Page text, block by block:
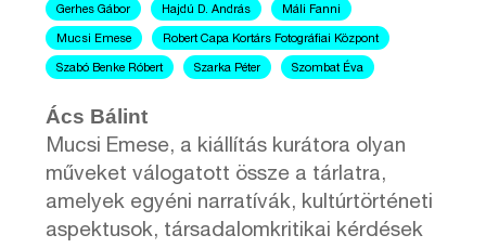
Gerhes Gábor Hajdú D. András Máli Fanni
Mucsi Emese Robert Capa Kortárs Fotográfiai Központ
Szabó Benke Róbert Szarka Péter Szombat Éva
Ács Bálint
Mucsi Emese, a kiállítás kurátora olyan
műveket válogatott össze a tárlatra,
amelyek egyéni narratívák, kultúrtörténeti
aspektusok, társadalomkritikai kérdések